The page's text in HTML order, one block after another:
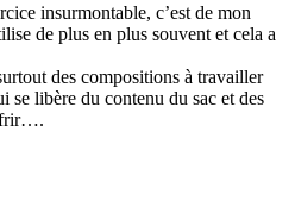
insurmontable, c’est de mon
de plus en plus souvent et cela a
des compositions à travailler
se libère du contenu du sac et des